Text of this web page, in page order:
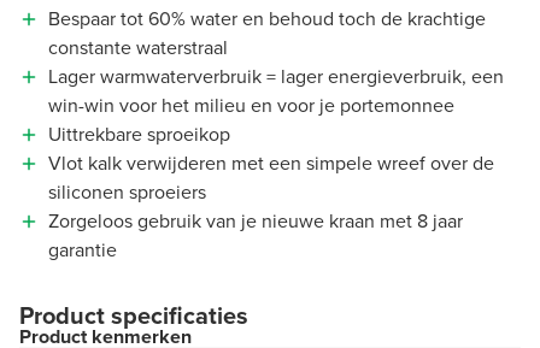
Bespaar tot 60% water en behoud toch de krachtige
constante waterstraal
Lager warmwaterverbruik = lager energieverbruik, een
win-win voor het milieu en voor je portemonnee
Uittrekbare sproeikop
Vlot kalk verwijderen met een simpele wreef over de
siliconen sproeiers
Zorgeloos gebruik van je nieuwe kraan met 8 jaar
garantie
Product specificaties
Product kenmerken